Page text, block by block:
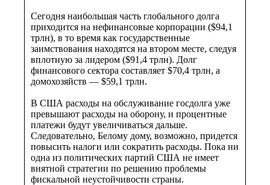
Сегодня наибольшая часть глобального долга
приходится на нефинансовые корпорации ($94,1
трлн), в то время как государственные
заимствования находятся на втором месте, следуя
вплотную за лидером ($91,4 трлн). Долг
финансового сектора составляет $70,4 трлн, а
домохозяйств — $59,1 трлн.
В США расходы на обслуживание госдолга уже
превышают расходы на оборону, и процентные
платежи будут увеличиваться дальше.
Следовательно, Белому дому, возможно, придется
повысить налоги или сократить расходы. Пока ни
одна из политических партий США не имеет
внятной стратегии по решению проблемы
фискальной неустойчивости страны.